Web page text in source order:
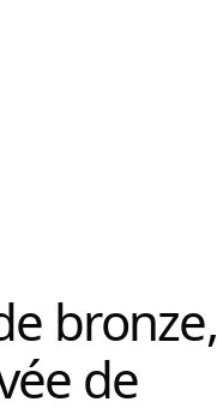
bronze,
de